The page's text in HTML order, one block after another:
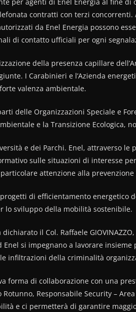
contratti con terzi
da Enel Energia possono
di contatto ufficiali per ogni
della presenza capillare
I Carabinieri e l’Azienda
valenza ambientale.
delle Organizzazioni Speciale e
e la Transizione Ecologica,
e dei Parchi. Enel, attraverso
sulle situazioni di interesse
attenzione alla
di efficientamento energetico
lo sviluppo della mobilità sostenibile.
dichiarato il Col. Raffaele
Enel si impegnano a lavorare
infiltrazioni della criminalità
forma di collaborazione con una
Responsabile Security –
e ci permetterà di garantire